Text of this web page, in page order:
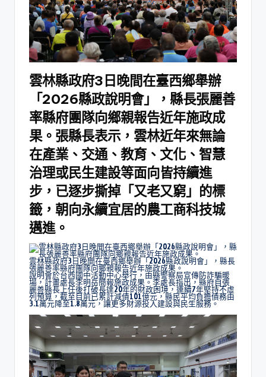
雲林縣政府3日晚間在臺西鄉舉辦
「2026縣政說明會」，縣長張麗善
率縣府團隊向鄉親報告近年施政成
果。張縣長表示，雲林近年來無論
在產業、交通、教育、文化、智慧
治理或民生建設等面向皆持續進
步，已逐步撕掉「又老又窮」的標
籤，朝向永續宜居的農工商科技城
邁進。
雲林縣政府3日晚間在臺西鄉舉辦「2026縣政說明會」，縣長
張麗善率縣府團隊向鄉親報告近年施政成果。
說明會於台西國中活動中心舉行，由縣警察局宣傳防詐騙暖
場，計畫處長李明岳簡報施政成果。李處長指出，縣府自張
麗善縣長上任後打破長達20年的財政困境，連續7年堅持不虛
列預算，截至目前已累計減債101億元，縣民平均負擔債務由
3.1萬元降至1.8萬元，讓更多財源投入建設與民生服務。